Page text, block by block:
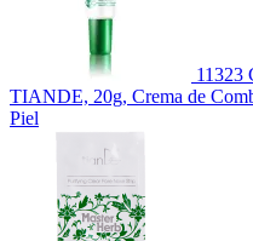
11323
TIANDE, 20g, Crema de
Piel